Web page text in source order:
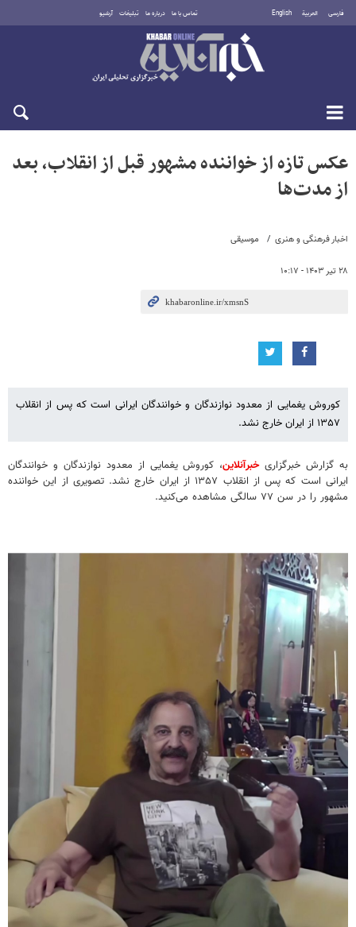
فارسی العربية English تماس با ما درباره ما تبلیغات آرشیو
پنجشنبه ۱۵ مرداد ۱۴۰۵
اخبار فرهنگی و هنری موسیقی
۲۸ تیر ۱۴۰۳ - ۱۰:۱۷
عکس تازه از خواننده مشهور قبل از انقلاب، بعد
از مدت‌ها
کوروش یغمایی از معدود نوازندگان و خوانندگان ایرانی است که پس از انقلاب
۱۳۵۷ از ایران خارج نشد.
به گزارش خبرگزاریخبرآنلاین، کوروش یغمایی از معدود نوازندگان و خوانندگان
ایرانی است که پس از انقلاب ۱۳۵۷ از ایران خارج نشد. تصویری از این خواننده
مشهور را در سن ۷۷ سالگی مشاهده می‌کنید.